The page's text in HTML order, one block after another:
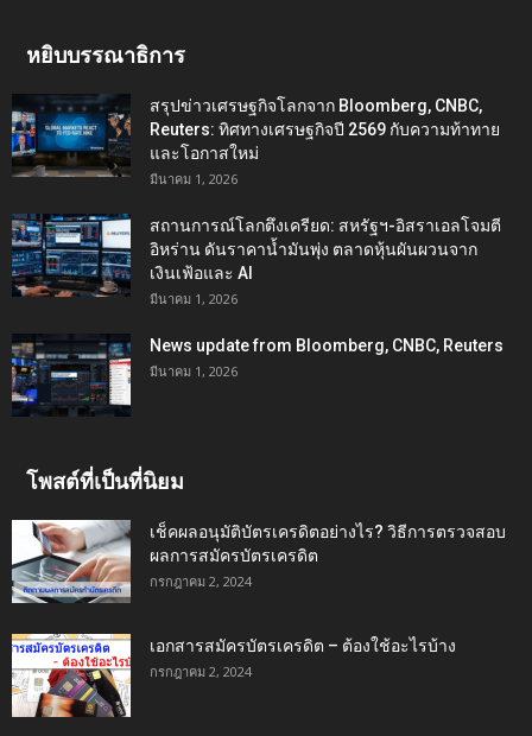
หยิบบรรณาธิการ
สรุปข่าวเศรษฐกิจโลกจาก Bloomberg, CNBC,
Reuters: ทิศทางเศรษฐกิจปี 2569 กับความท้าทาย
และโอกาสใหม่
มีนาคม 1, 2026
สถานการณ์โลกตึงเครียด: สหรัฐฯ-อิสราเอลโจมตี
อิหร่าน ดันราคาน้ำมันพุ่ง ตลาดหุ้นผันผวนจาก
เงินเฟ้อและ AI
มีนาคม 1, 2026
News update from Bloomberg, CNBC, Reuters
มีนาคม 1, 2026
โพสต์ที่เป็นที่นิยม
เช็คผลอนุมัติบัตรเครดิตอย่างไร? วิธีการตรวจสอบ
ผลการสมัครบัตรเครดิต
กรกฎาคม 2, 2024
เอกสารสมัครบัตรเครดิต – ต้องใช้อะไรบ้าง
กรกฎาคม 2, 2024